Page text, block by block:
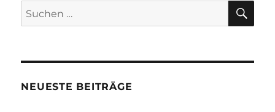
Suchen
nach:
NEUESTE BEITRÄGE